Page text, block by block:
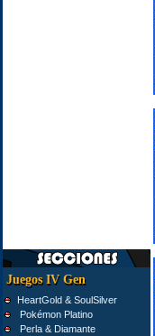
Juegos IV Gen
HeartGold & SoulSilver
Pokémon Platino
Perla & Diamante